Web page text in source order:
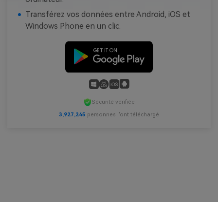
Transférez vos données entre Android, iOS et
Windows Phone en un clic.
Sécurité vérifiée
3,927,245 personnes l'ont téléchargé